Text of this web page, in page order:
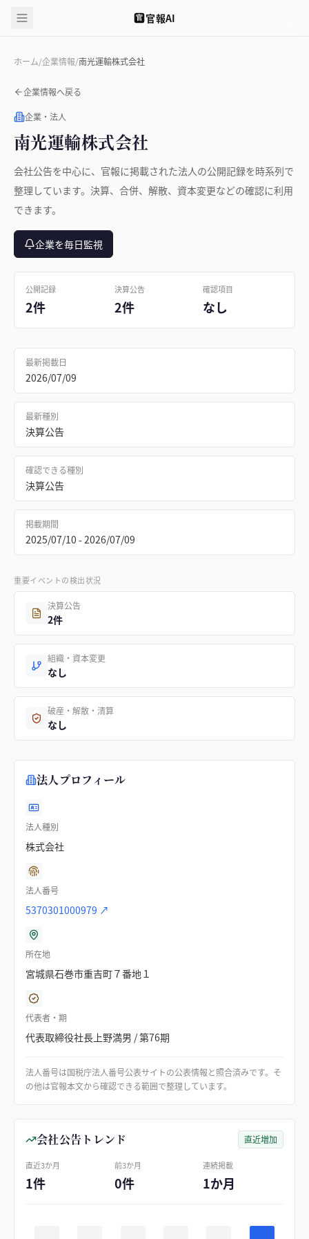
官 官報AI
ホーム/企業情報/南光運輸株式会社
企業情報へ戻る
企業・法人
南光運輸株式会社
会社公告を中心に、官報に掲載された法人の公開記録を時系列で
整理しています。決算、合併、解散、資本変更などの確認に利用
できます。
企業を毎日監視
公開記録
2件
決算公告
2件
確認項目
なし
最新掲載日
2026/07/09
最新種別
決算公告
確認できる種別
決算公告
掲載期間
2025/07/10 - 2026/07/09
重要イベントの検出状況
決算公告
2件
組織・資本変更
なし
破産・解散・清算
なし
法人プロフィール
法人種別
株式会社
法人番号
5370301000979 ↗
所在地
宮城県石巻市重吉町７番地１
代表者・期
代表取締役社長上野満男 / 第76期
法人番号は国税庁法人番号公表サイトの公表情報と照合済みです。そ
の他は官報本文から確認できる範囲で整理しています。
会社公告トレンド 直近増加
直近3か月
1件
前3か月
0件
連続掲載
1か月